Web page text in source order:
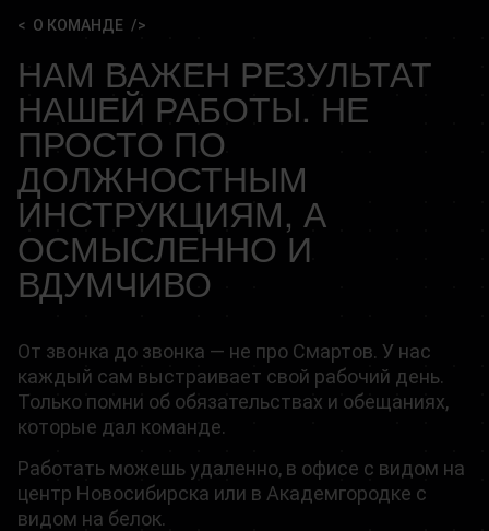
О КОМАНДЕ
НАМ ВАЖЕН РЕЗУЛЬТАТ
НАШЕЙ РАБОТЫ. НЕ
ПРОСТО ПО
ДОЛЖНОСТНЫМ
ИНСТРУКЦИЯМ, А
ОСМЫСЛЕННО И
ВДУМЧИВО
От звонка до звонка — не про Смартов. У нас
каждый сам выстраивает свой рабочий день.
Только помни об обязательствах и обещаниях,
которые дал команде.
Работать можешь удаленно, в офисе с видом на
центр Новосибирска или в Академгородке с
видом на белок.